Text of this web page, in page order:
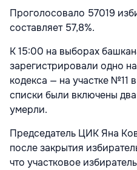
Проголосовало 57019
составляет 57,8%.
К 15:00 на выборах
зарегистрировали одно
кодекса — на участке №11
списки были включены
умерли.
Председатель ЦИК Яна
после закрытия
что участковое